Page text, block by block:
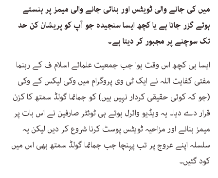
میں کی جانے والی ٹویٹس اور بنائی جانے والی میمز پر ہنستے
ہوئے گزر جاتا ہے یا کچھ ایسا سنجیدہ جو آپ کو پریشان کن حد
تک سوچنے پر مجبور کر دیتا ہے۔
ایسا ہی کچھ اس وقت ہوا جب جمعیت علمائے اسلام ف کے رہنما
مفتی کفایت اللہ نے ایک ٹی وی پروگرام میں وکی لیکس کے وکی
(جو کہ کوئی حقیقی کردار نہیں ہیں) کو جمائما گولڈ سمتھ کا کزن
قرار دے دیا۔ یہ ویڈیو وائرل ہوتے ہی ٹوئٹر صارفین نے اس بات پر
میمز بنانے اور مزاحیہ ٹویٹس پوسٹ کرنا شروع کر دیں لیکن یہ
سلسلہ اپنے عروج پر تب پہنچا جب جمائما گولڈ سمتھ بھی اس میں
کود گئیں۔